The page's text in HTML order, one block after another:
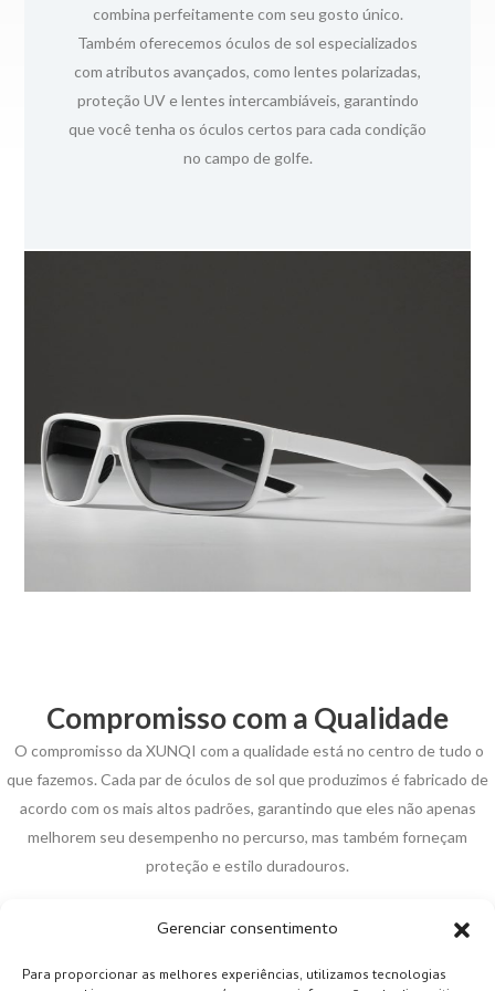
Gerenciar consentimento
Para proporcionar as melhores experiências, utilizamos tecnologias
combina perfeitamente com seu gosto único.
Também oferecemos óculos de sol especializados
com atributos avançados, como lentes polarizadas,
proteção UV e lentes intercambiáveis, garantindo
que você tenha os óculos certos para cada condição
no campo de golfe.
instalações de produção de última geração estão
totalmente equipadas para fornecer produtos de alta
qualidade que atendem exatamente às suas
especificações. Isso significa que você pode contar
conosco para produzir óculos de sol que combinam
durabilidade, desempenho e apelo estético.
Compromisso com a Qualidade
O compromisso da XUNQI com a qualidade está no centro de tudo o
que fazemos. Cada par de óculos de sol que produzimos é fabricado de
acordo com os mais altos padrões, garantindo que eles não apenas
melhorem seu desempenho no percurso, mas também forneçam
proteção e estilo duradouros.
melhorar seu desempenho e proteger seus olhos. Desde nossos óculos